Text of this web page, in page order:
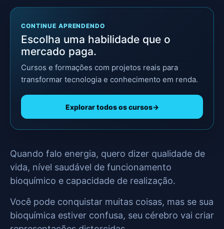
CONTINUE APRENDENDO
Escolha uma habilidade que o
mercado paga.
Cursos e formações com projetos reais para
transformar tecnologia e conhecimento em renda.
Explorar todos os cursos→
Quando falo energia, quero dizer qualidade de
vida, nível saudável de funcionamento
bioquímico e capacidade de realização.
Você pode conquistar muitas coisas, mas se sua
bioquímica estiver confusa, seu cérebro vai criar